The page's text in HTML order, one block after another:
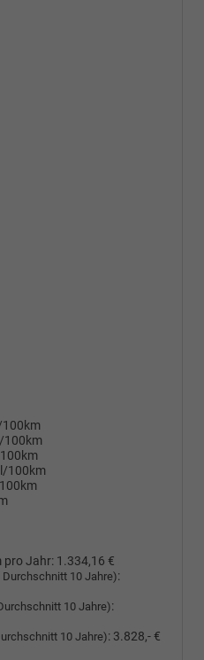
100km
100km
100km
pro Jahr: 1.334,16 €
Durchschnitt 10 Jahre):
10 Jahre):
10 Jahre): 3.828,- €